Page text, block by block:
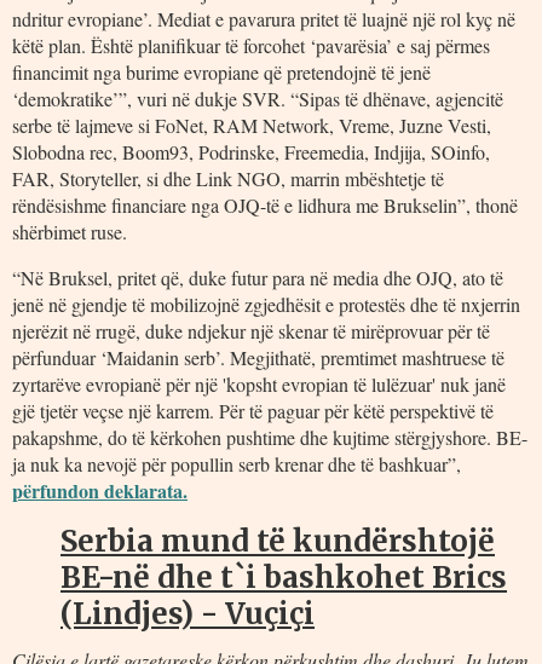
ndritur evropiane’. Mediat e pavarura pritet të luajnë një rol kyç në
këtë plan. Është planifikuar të forcohet ‘pavarësia’ e saj përmes
financimit nga burime evropiane që pretendojnë të jenë
‘demokratike’”, vuri në dukje SVR. “Sipas të dhënave, agjencitë
serbe të lajmeve si FoNet, RAM Network, Vreme, Juzne Vesti,
Slobodna rec, Boom93, Podrinske, Freemedia, Indjija, SOinfo,
FAR, Storyteller, si dhe Link NGO, marrin mbështetje të
rëndësishme financiare nga OJQ-të e lidhura me Brukselin”, thonë
shërbimet ruse.
“Në Bruksel, pritet që, duke futur para në media dhe OJQ, ato të
jenë në gjendje të mobilizojnë zgjedhësit e protestës dhe të nxjerrin
njerëzit në rrugë, duke ndjekur një skenar të mirëprovuar për të
përfunduar ‘Maidanin serb’. Megjithatë, premtimet mashtruese të
zyrtarëve evropianë për një 'kopsht evropian të lulëzuar' nuk janë
gjë tjetër veçse një karrem. Për të paguar për këtë perspektivë të
pakapshme, do të kërkohen pushtime dhe kujtime stërgjyshore. BE-
ja nuk ka nevojë për popullin serb krenar dhe të bashkuar”,
përfundon deklarata.
Serbia mund të kundërshtojë
BE-në dhe t`i bashkohet Brics
(Lindjes) - Vuçiçi